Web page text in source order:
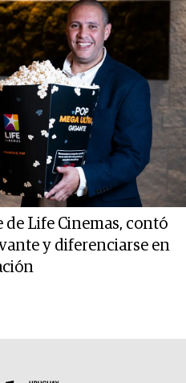
de Life Cinemas, contó
y diferenciarse en